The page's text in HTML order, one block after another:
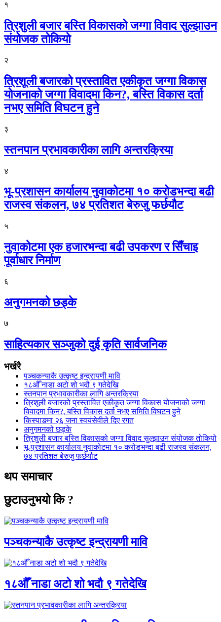
१
त्रिशुली बजार बस्ति विकासको जग्गा विवाद सुल्झाउन
संयोजक तोकियो
२
त्रिशूली बजारको प्रस्तावित एकीकृत जग्गा विकास
योजनाको जग्गा विवादमा किन?, बस्ति विकास दर्ता
नभए समिति विघटन हुने
३
स्तनपान प्रभावकारीका लागि अन्तरक्रिया
४
भू-प्रशासन कार्यालय नुवाकोटमा १० करोडभन्दा बढी
राजस्व संकलन, ७४ प्रतिशत बेरुजु फर्छयौट
५
नुवाकोटमा एक हजारभन्दा बढी उपकरण र सिँचाइ
पूर्वाधार निर्माण
६
अनुगमनको छड्के
७
साहित्यकार सञ्जुको दुई कृति सार्वजनिक
भर्खरै
पञ्चकन्याकै उत्कृष्ट इन्द्रायणी मावि
१८औँ नाडा अटो शो भदौ ९ गतेदेखि
स्तनपान प्रभावकारीका लागि अन्तरक्रिया
त्रिशूली बजारको प्रस्तावित एकीकृत जग्गा विकास योजनाको जग्गा
विवादमा किन?, बस्ति विकास दर्ता नभए समिति विघटन हुने
किस्पाङमा २६ जना स्वयंसेवीले दिए रगत
अनुगमनको छड्के
त्रिशुली बजार बस्ति विकासको जग्गा विवाद सुल्झाउन संयोजक तोकियो
भू-प्रशासन कार्यालय नुवाकोटमा १० करोडभन्दा बढी राजस्व संकलन,
७४ प्रतिशत बेरुजु फर्छयौट
थप समाचार
छुटाउनुभयो कि ?
पञ्चकन्याकै उत्कृष्ट इन्द्रायणी मावि
१८औँ नाडा अटो शो भदौ ९ गतेदेखि